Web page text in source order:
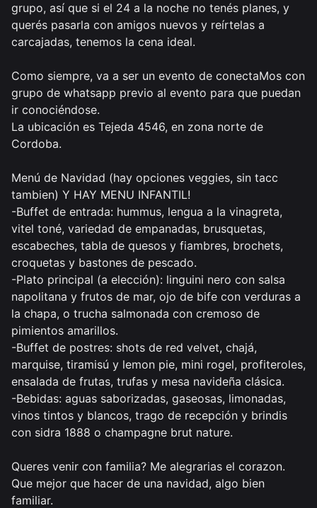
grupo, así que si el 24 a la noche no tenés planes, y
querés pasarla con amigos nuevos y reírtelas a
carcajadas, tenemos la cena ideal.
Como siempre, va a ser un evento de conectaMos con
grupo de whatsapp previo al evento para que puedan
ir conociéndose.
La ubicación es Tejeda 4546, en zona norte de
Cordoba.
Menú de Navidad (hay opciones veggies, sin tacc
tambien) Y HAY MENU INFANTIL!
-Buffet de entrada: hummus, lengua a la vinagreta,
vitel toné, variedad de empanadas, brusquetas,
escabeches, tabla de quesos y fiambres, brochets,
croquetas y bastones de pescado.
-Plato principal (a elección): linguini nero con salsa
napolitana y frutos de mar, ojo de bife con verduras a
la chapa, o trucha salmonada con cremoso de
pimientos amarillos.
-Buffet de postres: shots de red velvet, chajá,
marquise, tiramisú y lemon pie, mini rogel, profiteroles,
ensalada de frutas, trufas y mesa navideña clásica.
-Bebidas: aguas saborizadas, gaseosas, limonadas,
vinos tintos y blancos, trago de recepción y brindis
con sidra 1888 o champagne brut nature.
Queres venir con familia? Me alegrarias el corazon.
Que mejor que hacer de una navidad, algo bien
familiar.